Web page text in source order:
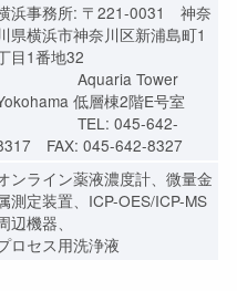
浜事務所: 〒221-0031 神奈
県横浜市神奈川区新浦島町1
目1番地32
Aquaria Tower
低層棟2階E号室
TEL: 045-642-
FAX: 045-642-8327
ンライン薬液濃度計、微量金
測定装置、ICP-OES/ICP-MS
辺機器、
ロセス用洗浄液